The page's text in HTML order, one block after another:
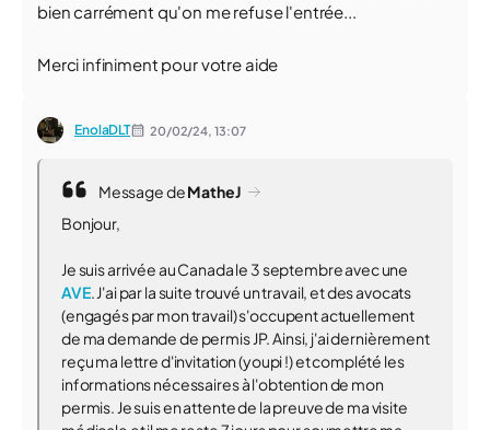
bien carrément qu'on me refuse l'entrée...
Merci infiniment pour votre aide
EnolaDLT 20/02/24, 13:07
Message deMatheJ
Bonjour,
Je suis arrivée au Canada le 3 septembre avec une
AVE. J'ai par la suite trouvé un travail, et des avocats
(engagés par mon travail) s'occupent actuellement
de ma demande de permis JP. Ainsi, j'ai dernièrement
reçu ma lettre d'invitation (youpi !) et complété les
informations nécessaires à l'obtention de mon
permis. Je suis en attente de la preuve de ma visite